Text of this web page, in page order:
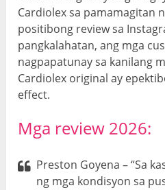
Cardiolex sa pamamagitan
positibong review sa
pangkalahatan, ang mga
nagpapatunay sa kanilang
Cardiolex original ay
effect.
Mga review 2026:
Preston Goyena – “Sa
ng mga kondisyon sa